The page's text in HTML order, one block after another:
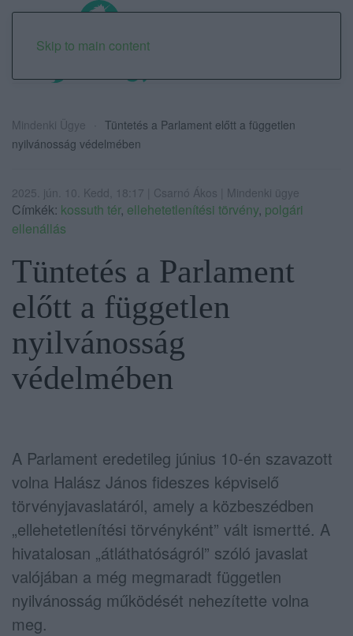
Skip to main content
Mindenki Ügye
Tüntetés a Parlament előtt a független
nyilvánosság védelmében
2025. jún. 10. Kedd, 18:17 | Csarnó Ákos | Mindenki ügye
Címkék: kossuth tér, ellehetetlenítési törvény, polgári
ellenállás
Tüntetés a Parlament
előtt a független
nyilvánosság
védelmében
A Parlament eredetileg június 10-én szavazott
volna Halász János fideszes képviselő
törvényjavaslatáról, amely a közbeszédben
„ellehetetlenítési törvényként” vált ismertté. A
hivatalosan „átláthatóságról” szóló javaslat
valójában a még megmaradt független
nyilvánosság működését nehezítette volna
meg.